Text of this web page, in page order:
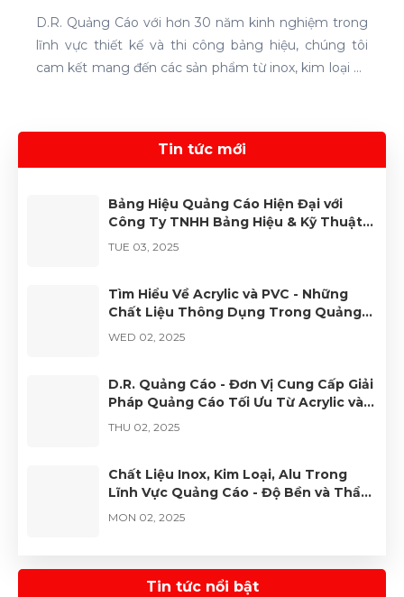
D.R. Quảng Cáo với hơn 30 năm kinh nghiệm trong
lĩnh vực thiết kế và thi công bảng hiệu, chúng tôi
cam kết mang đến các sản phẩm từ inox, kim loại và
Tin tức mới
Bảng Hiệu Quảng Cáo Hiện Đại với
Công Ty TNHH Bảng Hiệu & Kỹ Thuật
Số D.R.
TUE 03, 2025
Tìm Hiểu Về Acrylic và PVC - Những
Chất Liệu Thông Dụng Trong Quảng
Cáo
WED 02, 2025
D.R. Quảng Cáo - Đơn Vị Cung Cấp Giải
Pháp Quảng Cáo Tối Ưu Từ Acrylic và
PVC
THU 02, 2025
Chất Liệu Inox, Kim Loại, Alu Trong
Lĩnh Vực Quảng Cáo - Độ Bền và Thẩm
Mỹ Vượt Trội
MON 02, 2025
Với Chất Liệu Cao Cấp, Đa Dạng Và
Tin tức nổi bật